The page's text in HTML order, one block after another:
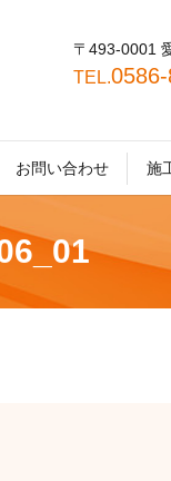
〒493-0001
TEL.
お問い合わせ 施